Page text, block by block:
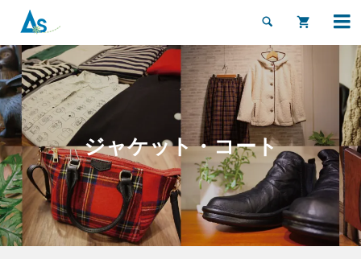
 
ジャケット・コート